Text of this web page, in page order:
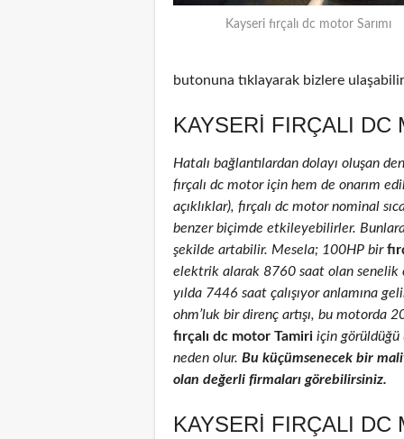
Kayseri fırçalı dc motor Sarımı
butonuna tıklayarak bizlere
KAYSERI FIRÇALI DC
Hatalı bağlantılardan dolayı oluşan
fırçalı dc motor için hem de onarım
açıklıklar), fırçalı dc motor nominal
benzer biçimde etkileyebilirler.
şekilde artabilir. Mesela; 100HP bir
elektrik alarak 8760 saat olan senelik
yılda 7446 saat çalışıyor anlamına
ohm’luk bir direnç artışı, bu motorda
fırçalı dc motor Tamiri için görüldüğü
neden olur. Bu küçümsenecek bir
olan değerli firmaları görebilirsiniz.
KAYSERI FIRÇALI DC